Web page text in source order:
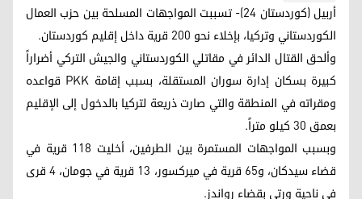
أربيل (كوردستان 24)- تسببت المواجهات المسلحة بين حزب العمال
الكوردستاني وتركيا، بإخلاء نحو 200 قرية داخل إقليم كوردستان.
وألحق القتال الدائر في مقاتلي الكوردستاني والجيش التركي أضراراً
كبيرة بسكان إدارة سوران المستقلة، بسبب إقامة PKK قواعده
ومقراته في المنطقة والتي صارت ذريعة لتركيا بالدخول إلى الإقليم
بعمق 30 كيلو متراً.
وبسبب المواجهات المستمرة بين الطرفين، أخليت 118 قرية في
قضاء سيدكان، و65 قرية في ميركسور، 13 قرية في جومان، 4 قرى
في ناحية ورتي بقضاء رواندز.